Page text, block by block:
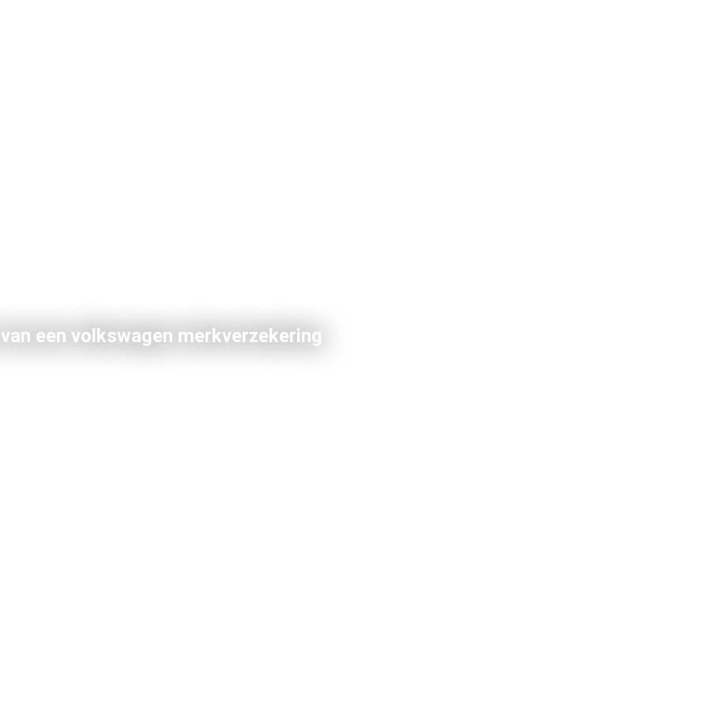
een volkswagen merkverzekering